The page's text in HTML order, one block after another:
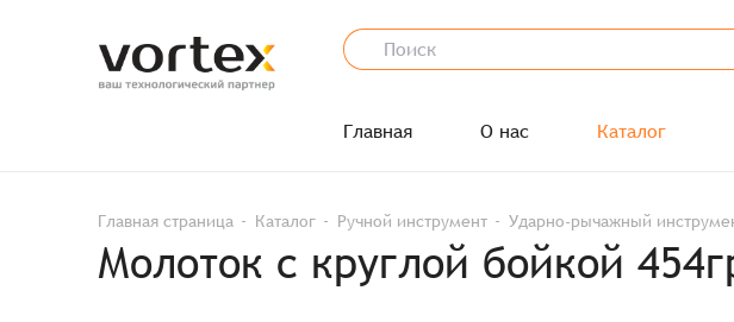
Главная О нас Каталог
Главная страница Каталог Ручной инструмент Ударно-рычажный
Молоток с круглой бойкой